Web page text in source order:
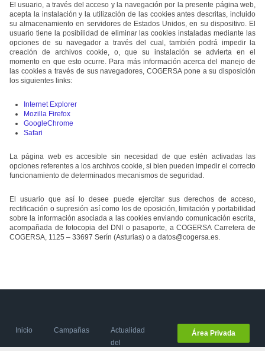
El usuario, a través del acceso y la navegación por la presente página web,
acepta la instalación y la utilización de las cookies antes descritas, incluido
su almacenamiento en servidores de Estados Unidos, en su dispositivo. El
usuario tiene la posibilidad de eliminar las cookies instaladas mediante las
opciones de su navegador a través del cual, también podrá impedir la
creación de archivos cookie, o, que su instalación se advierta en el
momento en que esto ocurre. Para más información acerca del manejo de
las cookies a través de sus navegadores, COGERSA pone a su disposición
los siguientes links:
Internet Explorer
Mozilla Firefox
GoogleChrome
Safari
La página web es accesible sin necesidad de que estén activadas las
opciones referentes a los archivos cookie, si bien pueden impedir el correcto
funcionamiento de determinados mecanismos de seguridad.
El usuario que así lo desee puede ejercitar sus derechos de acceso,
rectificación o supresión así como los de oposición, limitación y portabilidad
sobre la información asociada a las cookies enviando comunicación escrita,
acompañada de fotocopia del DNI o pasaporte, a COGERSA Carretera de
COGERSA, 1125 – 33697 Serín (Asturias) o a datos@cogersa.es.
Inicio Campañas
Actualidad
del
Área Privada